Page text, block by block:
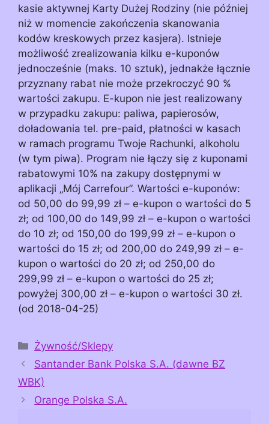
kasie aktywnej Karty Dużej Rodziny (nie później
niż w momencie zakończenia skanowania
kodów kreskowych przez kasjera). Istnieje
możliwość zrealizowania kilku e-kuponów
jednocześnie (maks. 10 sztuk), jednakże łącznie
przyznany rabat nie może przekroczyć 90 %
wartości zakupu. E-kupon nie jest realizowany
w przypadku zakupu: paliwa, papierosów,
doładowania tel. pre-paid, płatności w kasach
w ramach programu Twoje Rachunki, alkoholu
(w tym piwa). Program nie łączy się z kuponami
rabatowymi 10% na zakupy dostępnymi w
aplikacji „Mój Carrefour”. Wartości e-kuponów:
od 50,00 do 99,99 zł – e-kupon o wartości do 5
zł; od 100,00 do 149,99 zł – e-kupon o wartości
do 10 zł; od 150,00 do 199,99 zł – e-kupon o
wartości do 15 zł; od 200,00 do 249,99 zł – e-
kupon o wartości do 20 zł; od 250,00 do
299,99 zł – e-kupon o wartości do 25 zł;
powyżej 300,00 zł – e-kupon o wartości 30 zł.
(od 2018-04-25)
Kategorie
Żywność/Sklepy
Santander Bank Polska S.A. (dawne BZ
WBK)
Orange Polska S.A.